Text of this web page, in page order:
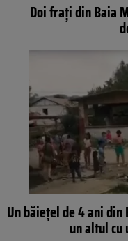
Doi frați din Baia
Un băiețel de 4 ani
un altul cu